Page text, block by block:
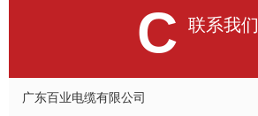
C 联系我们
广东百业电缆有限公司